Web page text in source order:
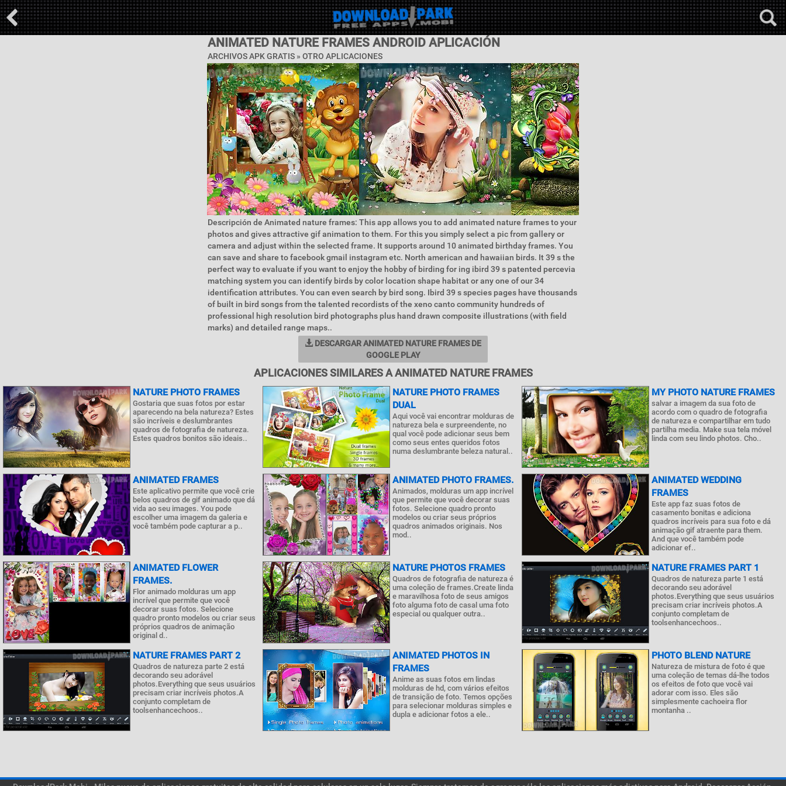
ANIMATED NATURE FRAMES ANDROID APLICACIÓN
ARCHIVOS APK GRATIS » OTRO APLICACIONES
Descripción de Animated nature frames: This app allows you to add animated nature frames to your
photos and gives attractive gif animation to them. For this you simply select a pic from gallery or
camera and adjust within the selected frame. It supports around 10 animated birthday frames. You
can save and share to facebook gmail instagram etc. North american and hawaiian birds. It 39 s the
perfect way to evaluate if you want to enjoy the hobby of birding for ing ibird 39 s patented percevia
matching system you can identify birds by color location shape habitat or any one of our 34
identification attributes. You can even search by bird song. Ibird 39 s species pages have thousands
of built in bird songs from the talented recordists of the xeno canto community hundreds of
professional high resolution bird photographs plus hand drawn composite illustrations (with field
marks) and detailed range maps..
DESCARGAR ANIMATED NATURE FRAMES DE
GOOGLE PLAY
APLICACIONES SIMILARES A ANIMATED NATURE FRAMES
NATURE PHOTO FRAMES
Gostaria que suas fotos por estar
aparecendo na bela natureza? Estes
são incríveis e deslumbrantes
quadros de fotografia de natureza.
Estes quadros bonitos são ideais..
NATURE PHOTO FRAMES
DUAL
Aqui você vai encontrar molduras de
natureza bela e surpreendente, no
qual você pode adicionar seus bem
como seus entes queridos fotos
numa deslumbrante beleza natural..
MY PHOTO NATURE FRAMES
salvar a imagem da sua foto de
acordo com o quadro de fotografia
de natureza e compartilhar em tudo
partilha media. Make sua tela móvel
linda com seu lindo photos. Cho..
ANIMATED FRAMES
Este aplicativo permite que você crie
belos quadros de gif animado que dá
vida ao seu images. You pode
escolher uma imagem da galeria e
você também pode capturar a p..
ANIMATED PHOTO FRAMES.
Animados, molduras um app incrível
que permite que você decorar suas
fotos. Selecione quadro pronto
modelos ou criar seus próprios
quadros animados originais. Nos
mod..
ANIMATED WEDDING
FRAMES
Este app faz suas fotos de
casamento bonitas e adiciona
quadros incríveis para sua foto e dá
animação gif atraente para them.
And que você também pode
adicionar ef..
ANIMATED FLOWER
FRAMES.
Flor animado molduras um app
incrível que permite que você
decorar suas fotos. Selecione
quadro pronto modelos ou criar seus
próprios quadros de animação
original d..
NATURE PHOTOS FRAMES
Quadros de fotografia de natureza é
uma coleção de frames.Create linda
e maravilhosa foto de seus amigos
foto alguma foto de casal uma foto
especial ou qualquer outra..
NATURE FRAMES PART 1
Quadros de natureza parte 1 está
decorando seu adorável
photos.Everything que seus usuários
precisam criar incríveis photos.A
conjunto completam de
toolsenhancechoos..
NATURE FRAMES PART 2
Quadros de natureza parte 2 está
decorando seu adorável
photos.Everything que seus usuários
precisam criar incríveis photos.A
conjunto completam de
toolsenhancechoos..
ANIMATED PHOTOS IN
FRAMES
Anime as suas fotos em lindas
molduras de hd, com vários efeitos
de transição de foto. Temos opções
para selecionar molduras simples e
dupla e adicionar fotos a ele..
PHOTO BLEND NATURE
Natureza de mistura de foto é que
uma coleção de temas dá-lhe todos
os efeitos de foto que você vai
adorar com isso. Eles são
simplesmente cachoeira flor
montanha ..